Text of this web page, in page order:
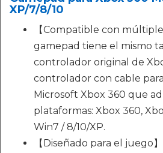
XP/7/8/10
【Compatible con
gamepad tiene el mismo
controlador original de
controlador con cable
Microsoft Xbox 360 que
plataformas: Xbox 360,
Win7 / 8/10/XP.
【Diseñado para el juego